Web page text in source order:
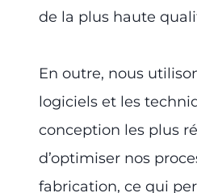
de la plus haute
En outre, nous
logiciels et les
conception les plus
d’optimiser nos
fabrication, ce qui